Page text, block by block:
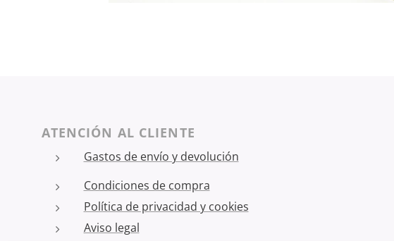
ATENCIÓN AL CLIENTE
Gastos de envío y devolución
Condiciones de compra
Política de privacidad y cookies
Aviso legal